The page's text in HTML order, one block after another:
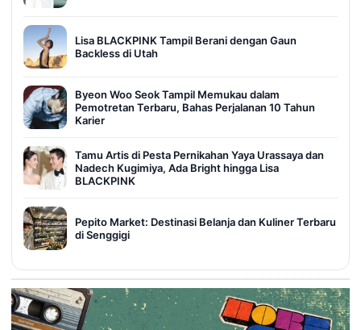
Lisa BLACKPINK Tampil Berani dengan Gaun
Backless di Utah
Byeon Woo Seok Tampil Memukau dalam
Pemotretan Terbaru, Bahas Perjalanan 10 Tahun
Karier
Tamu Artis di Pesta Pernikahan Yaya Urassaya dan
Nadech Kugimiya, Ada Bright hingga Lisa
BLACKPINK
Pepito Market: Destinasi Belanja dan Kuliner Terbaru
di Senggigi